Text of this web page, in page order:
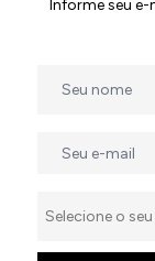
Informe seu e-